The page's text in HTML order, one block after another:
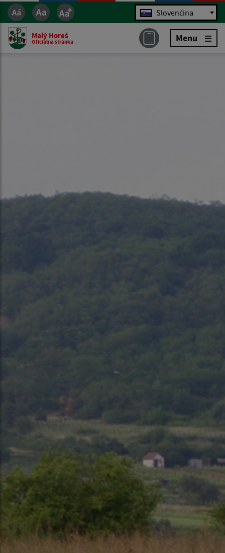
Jazyk Slovenčina
Malý Horeš
Oficiálna stránka Menu